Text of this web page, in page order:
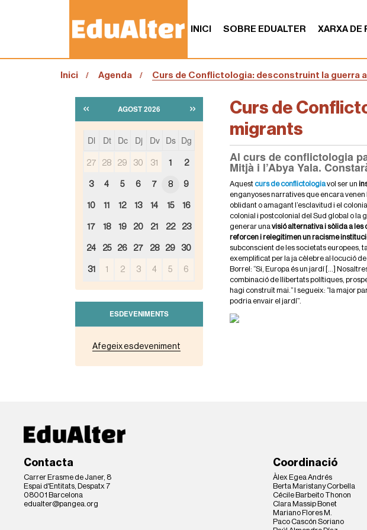
INICI SOBRE EDUALTER XARXA DE
oInici Agenda Curs de Conflictologia: desconstruint la guerra
« AGOST 2026 »
o
Dl Dt Dc Dj Dv Ds Dg
27 28 29 30 31 1 2
3 4 5 6 7 8 9
10 11 12 13 14 15 16
17 18 19 20 21 22 23
24 25 26 27 28 29 30
31 1 2 3 4 5 6
ESDEVENIMENTS
Afegeix esdeveniment
Curs de
migrants
Al curs de conflictologia
Mitjà i l’Abya Yala.
h
t
t
p
s
:
/
/
e
d
u
a
l
t
Aquest curs de conflictologiavol ser un
enganyoses narratives que encara
oblidant o amagant l’esclavitud i el
colonial i postcolonial del Sud global o la
generar unavisió alternativa i sòlida a
reforcen i relegitimen un racisme
subconscient de les societats europees,
exemplificat per la ja cèlebre al·locució
Borrel: “Si, Europa és un jardí […]
combinació de llibertats polítiques,
hagi construït mai.” I segueix: “la major
podria envair el jardí”.
Contacta
Carrer Erasme de Janer, 8
Espai d'Entitats, Despatx 7
08001 Barcelona
edualter@pangea.org
Coordinació
Àlex Egea Andrés
Berta Maristany Corbella
Cécile Barbeito Thonon
Clara Massip Bonet
Mariano Flores M.
Paco Cascón Soriano